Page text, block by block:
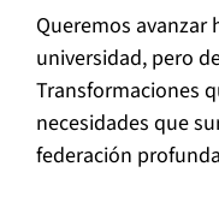
Queremos
universidad, pero
Transformaciones
necesidades que
federación